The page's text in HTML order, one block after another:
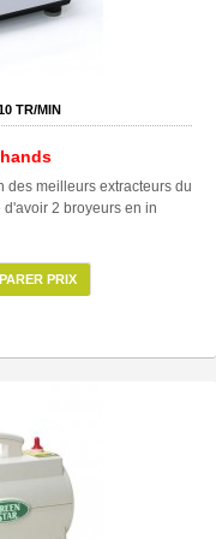
TR/MIN
des meilleurs extracteurs du
2 broyeurs en in
PRIX